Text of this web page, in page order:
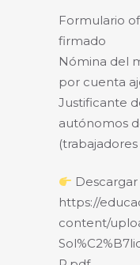
Formulario
firmado
Nómina del
por cuenta
Justificante
autónomos
https://
content/